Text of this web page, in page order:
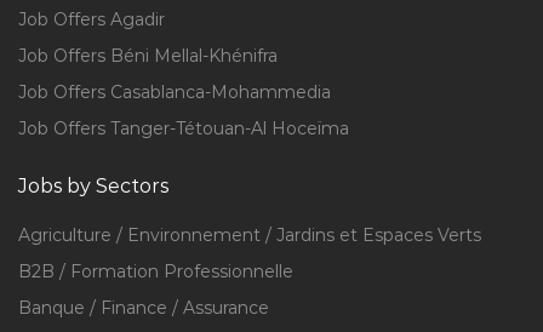
Job Offers Agadir
Job Offers Béni Mellal-Khénifra
Job Offers Casablanca-Mohammedia
Job Offers Tanger-Tétouan-Al Hoceïma
Jobs by Sectors
Agriculture / Environnement / Jardins et Espaces Verts
B2B / Formation Professionnelle
Banque / Finance / Assurance